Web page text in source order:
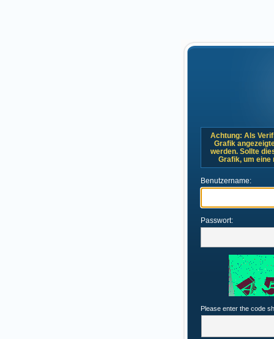
Achtung: Als
Grafik
werden. Sollte
Grafik, um eine
Benutzername:
Passwort:
Please enter the code